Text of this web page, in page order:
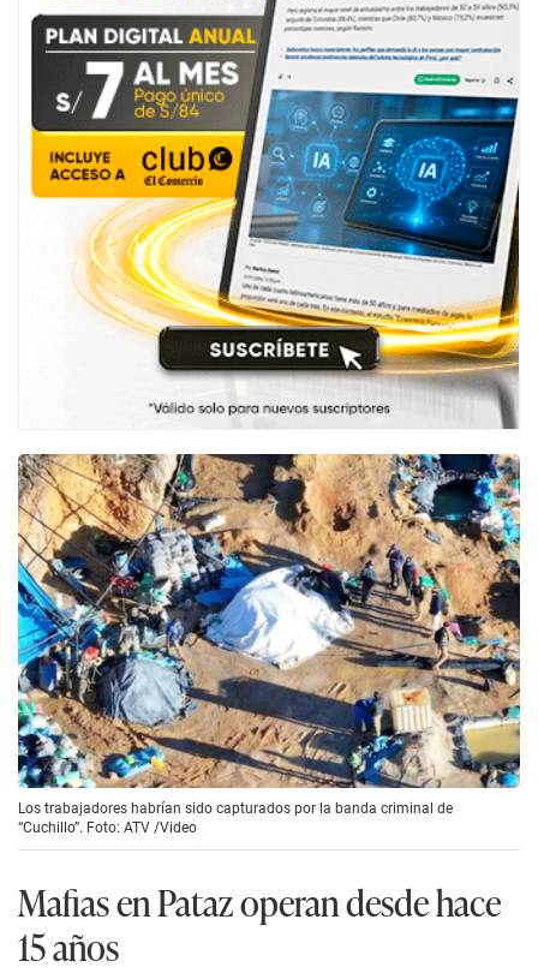
Los trabajadores habrían sido capturados por la banda criminal de
“Cuchillo”. Foto: ATV /Video
Mafias en Pataz operan desde hace
15 años